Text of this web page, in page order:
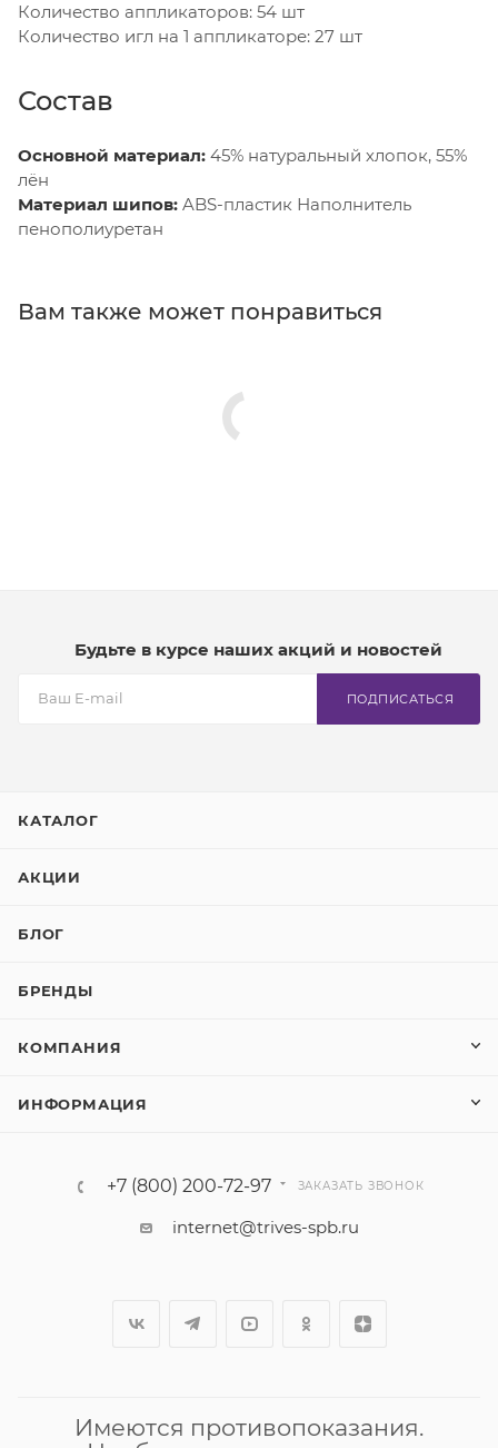
Количество аппликаторов: 54 шт
Количество игл на 1 аппликаторе: 27 шт
Состав
Основной материал: 45% натуральный хлопок, 55%
лён
Материал шипов: ABS-пластик Наполнитель
пенополиуретан
Вам также может понравиться
Будьте в курсе наших акций и новостей
ПОДПИСАТЬСЯ
КАТАЛОГ
АКЦИИ
БЛОГ
БРЕНДЫ
КОМПАНИЯ
ИНФОРМАЦИЯ
+7 (800) 200-72-97 ЗАКАЗАТЬ ЗВОНОК
internet@trives-spb.ru
Имеются противопоказания.